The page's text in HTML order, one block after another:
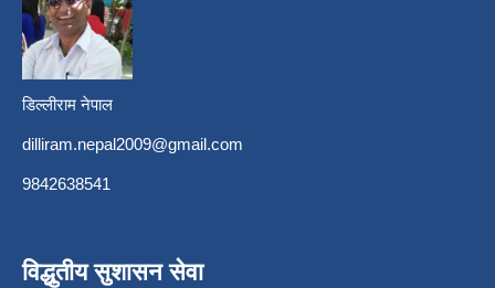
डिल्लीराम नेपाल
dilliram.nepal2009@gmail.com
9842638541
विद्धुतीय सुशासन सेवा